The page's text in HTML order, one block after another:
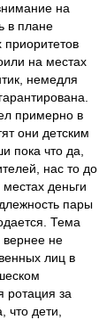
на
в плане
приоритетов
на местах
немедля
примерно в
они детским
пока что да,
нас то до
деньги
пары
Тема
не
лиц в
ротация за
что дети,